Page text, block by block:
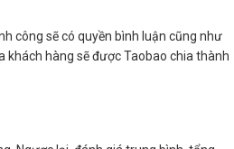
công sẽ có quyền bình luận cũng như
khách hàng sẽ được Taobao chia thành